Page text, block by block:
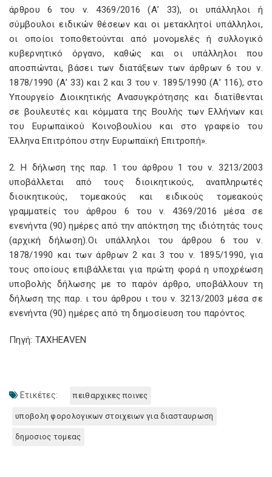
άρθρου 6 του ν. 4369/2016 (Α’ 33), οι υπάλληλοι ή
σύμβουλοι ειδικών θέσεων και οι μετακλητοί υπάλληλοι,
οι οποίοι τοποθετούνται από μονομελές ή συλλογικό
κυβερνητικό όργανο, καθώς και οι υπάλληλοι που
αποσπώνται, βάσει των διατάξεων των άρθρων 6 του ν.
1878/1990 (Α’ 33) και 2 και 3 του ν. 1895/1990 (Α’ 116), στο
Υπουργείο Διοικητικής Ανασυγκρότησης και διατίθενται
σε βουλευτές και κόμματα της Βουλής των Ελλήνων και
του Ευρωπαϊκού Κοινοβουλίου και στο γραφείο του
Έλληνα Επιτρόπου στην Ευρωπαϊκή Επιτροπή».
2. Η δήλωση της παρ. 1 του άρθρου 1 του ν. 3213/2003
υποβάλλεται από τους διοικητικούς, αναπληρωτές
διοικητικούς, τομεακούς και ειδικούς τομεακούς
γραμματείς του άρθρου 6 του ν. 4369/2016 μέσα σε
ενενήντα (90) ημέρες από την απόκτηση της ιδιότητάς τους
(αρχική δήλωση).Οι υπάλληλοι του άρθρου 6 του ν.
1878/1990 και των άρθρων 2 και 3 του ν. 1895/1990, για
τους οποίους επιβάλλεται για πρώτη φορά η υποχρέωση
υποβολής δήλωσης με το παρόν άρθρο, υποβάλλουν τη
δήλωση της παρ. ι του άρθρου ι του ν. 3213/2003 μέσα σε
ενενήντα (90) ημέρες από τη δημοσίευση του παρόντος.
Πηγή: TAXHEAVEN
Ετικέτες: πειθαρχικες ποινες
υποβολη φορολογικων στοιχειων για διασταυρωση
δημοσιος τομεας